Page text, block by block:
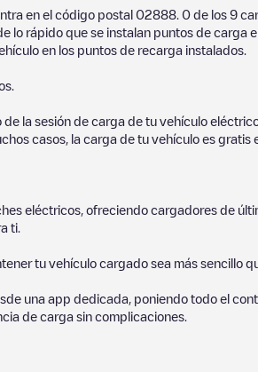
en el código postal 02888 0 de los 9
lo rápido que se instalan puntos de carga
en los puntos de recarga instalados.
la sesión de carga de tu vehículo
casos, la carga de tu vehículo es gratis
eléctricos, ofreciendo cargadores de
ti.
tu vehículo cargado sea más sencillo
una app dedicada, poniendo todo el
de carga sin complicaciones.